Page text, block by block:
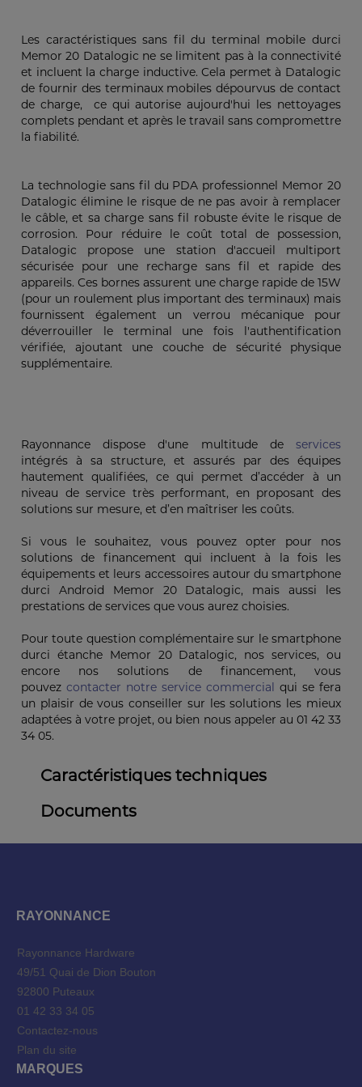
Les caractéristiques sans fil du terminal mobile durci
Memor 20 Datalogic ne se limitent pas à la connectivité
et incluent la charge inductive. Cela permet à Datalogic
de fournir des terminaux mobiles dépourvus de contact
de charge, ce qui autorise aujourd'hui les nettoyages
complets pendant et après le travail sans compromettre
la fiabilité.
La technologie sans fil du PDA professionnel Memor 20
Datalogic élimine le risque de ne pas avoir à remplacer
le câble, et sa charge sans fil robuste évite le risque de
corrosion. Pour réduire le coût total de possession,
Datalogic propose une station d'accueil multiport
sécurisée pour une recharge sans fil et rapide des
appareils. Ces bornes assurent une charge rapide de 15W
(pour un roulement plus important des terminaux) mais
fournissent également un verrou mécanique pour
déverrouiller le terminal une fois l'authentification
vérifiée, ajoutant une couche de sécurité physique
supplémentaire.
Rayonnance dispose d'une multitude de services
intégrés à sa structure, et assurés par des équipes
hautement qualifiées, ce qui permet d’accéder à un
niveau de service très performant, en proposant des
solutions sur mesure, et d’en maîtriser les coûts.
Si vous le souhaitez, vous pouvez opter pour nos
solutions de financement qui incluent à la fois les
équipements et leurs accessoires autour du smartphone
durci Android Memor 20 Datalogic, mais aussi les
prestations de services que vous aurez choisies.
Pour toute question complémentaire sur le smartphone
durci étanche Memor 20 Datalogic, nos services, ou
encore nos solutions de financement, vous
pouvez contacter notre service commercial qui se fera
un plaisir de vous conseiller sur les solutions les mieux
adaptées à votre projet, ou bien nous appeler au 01 42 33
34 05.
Caractéristiques techniques
Documents
RAYONNANCE
Rayonnance Hardware
49/51 Quai de Dion Bouton
92800 Puteaux
01 42 33 34 05
Contactez-nous
Plan du site
MARQUES